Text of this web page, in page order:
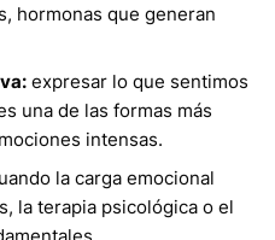
hormonas que generan
expresar lo que sentimos
una de las formas más
intensas.
la carga emocional
la terapia psicológica o el